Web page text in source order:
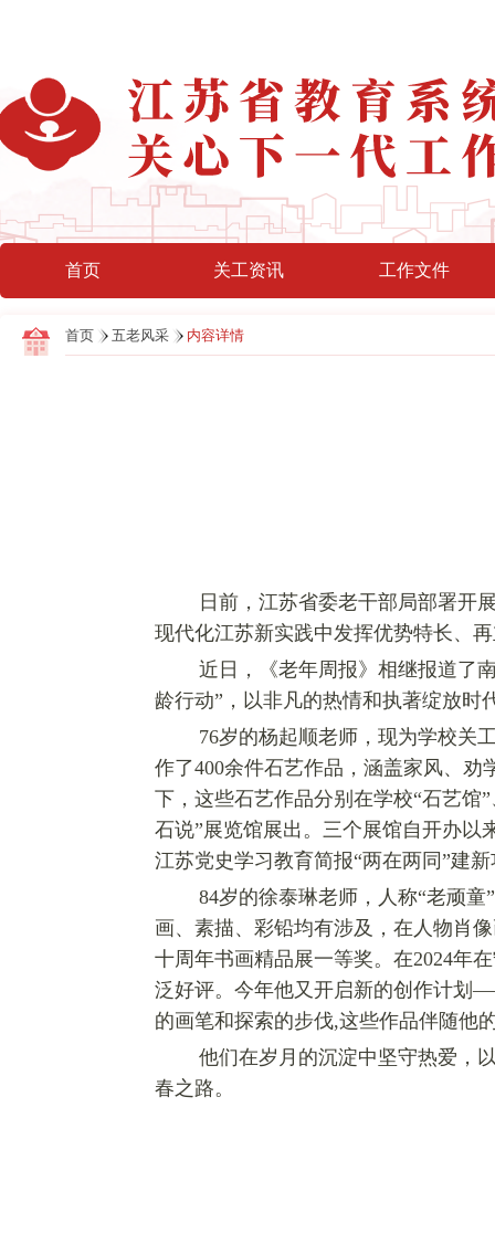
首页 关工资讯 工作文件
首页 五老风采 内容详情
日前，江苏省委老干部局部署开
现代化江苏新实践中发挥优势特长、
近日，《老年周报》相继报道了
龄行动”，以非凡的热情和执著绽放时
76岁的杨起顺老师，现为学校关
作了400余件石艺作品，涵盖家风、劝
下，这些石艺作品分别在学校“石艺馆
石说”展览馆展出。三个展馆自开办以
江苏党史学习教育简报“两在两同”建
84岁的徐泰琳老师，人称“老顽
画、素描、彩铅均有涉及，在人物肖
十周年书画精品展一等奖。在2024年
泛好评。今年他又开启新的创作计划
的画笔和探索的步伐,这些作品伴随他
他们在岁月的沉淀中坚守热爱，
春之路。